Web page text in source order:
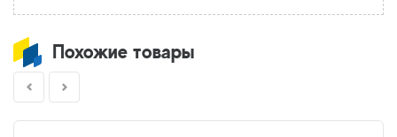
Похожие товары